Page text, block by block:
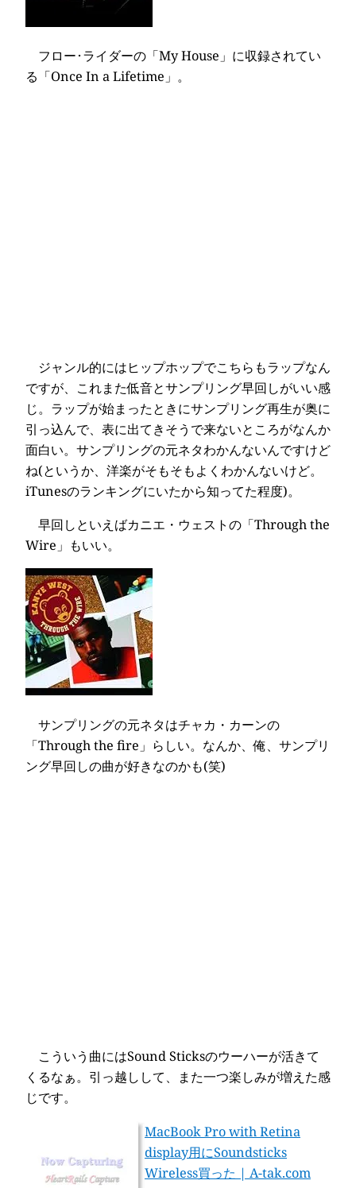
フロー･ライダーの「My House」に収録されてい
る「Once In a Lifetime」。
ジャンル的にはヒップホップでこちらもラップなん
ですが、これまた低音とサンプリング早回しがいい感
じ。ラップが始まったときにサンプリング再生が奥に
引っ込んで、表に出てきそうで来ないところがなんか
面白い。サンプリングの元ネタわかんないんですけど
ね(というか、洋楽がそもそもよくわかんないけど。
iTunesのランキングにいたから知ってた程度)。
早回しといえばカニエ・ウェストの「Through the
Wire」もいい。
サンプリングの元ネタはチャカ・カーンの
「Through the fire」らしい。なんか、俺、サンプリ
ング早回しの曲が好きなのかも(笑)
こういう曲にはSound Sticksのウーハーが活きて
くるなぁ。引っ越しして、また一つ楽しみが増えた感
じです。
MacBook Pro with Retina
display用にSoundsticks
Wireless買った | A-tak.com